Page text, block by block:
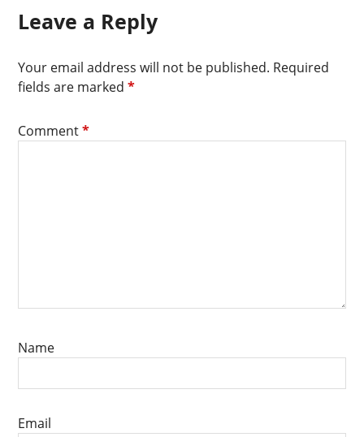
Leave a Reply
Your email address will not be published. Required
fields are marked*
Comment*
Name
Email